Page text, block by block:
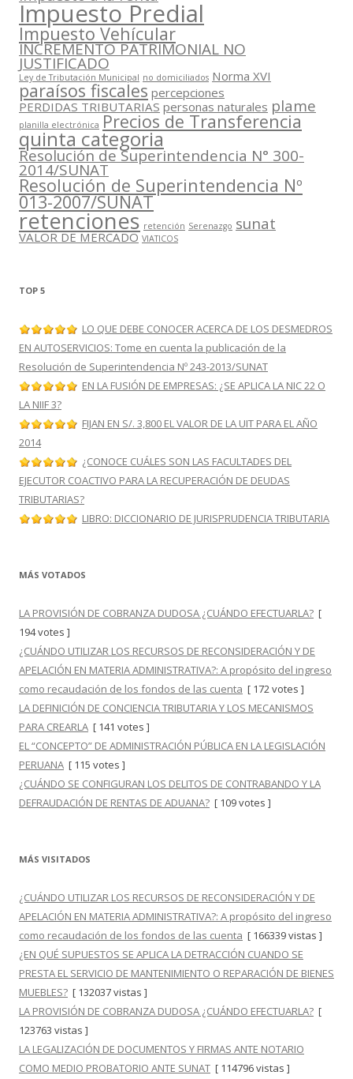
Impuesto Predial
Impuesto Vehícular
INCREMENTO PATRIMONIAL NO
JUSTIFICADO
Ley de Tributación Municipal no domiciliados Norma XVI
paraísos fiscales percepciones
PERDIDAS TRIBUTARIAS personas naturales plame
planilla electrónica Precios de Transferencia
quinta categoria
Resolución de Superintendencia N° 300-
2014/SUNAT
Resolución de Superintendencia Nº
013-2007/SUNAT
retenciones retención Serenazgo sunat
VALOR DE MERCADO VIATICOS
TOP 5
LO QUE DEBE CONOCER ACERCA DE LOS DESMEDROS
EN AUTOSERVICIOS: Tome en cuenta la publicación de la
Resolución de Superintendencia Nº 243-2013/SUNAT
EN LA FUSIÓN DE EMPRESAS: ¿SE APLICA LA NIC 22 O
LA NIIF 3?
FIJAN EN S/. 3,800 EL VALOR DE LA UIT PARA EL AÑO
2014
¿CONOCE CUÁLES SON LAS FACULTADES DEL
EJECUTOR COACTIVO PARA LA RECUPERACIÓN DE DEUDAS
TRIBUTARIAS?
LIBRO: DICCIONARIO DE JURISPRUDENCIA TRIBUTARIA
MÁS VOTADOS
LA PROVISIÓN DE COBRANZA DUDOSA ¿CUÁNDO EFECTUARLA? [
194 votes ]
¿CUÁNDO UTILIZAR LOS RECURSOS DE RECONSIDERACIÓN Y DE
APELACIÓN EN MATERIA ADMINISTRATIVA?: A propósito del ingreso
como recaudación de los fondos de las cuenta [ 172 votes ]
LA DEFINICIÓN DE CONCIENCIA TRIBUTARIA Y LOS MECANISMOS
PARA CREARLA [ 141 votes ]
EL “CONCEPTO” DE ADMINISTRACIÓN PÚBLICA EN LA LEGISLACIÓN
PERUANA [ 115 votes ]
¿CUÁNDO SE CONFIGURAN LOS DELITOS DE CONTRABANDO Y LA
DEFRAUDACIÓN DE RENTAS DE ADUANA? [ 109 votes ]
MÁS VISITADOS
¿CUÁNDO UTILIZAR LOS RECURSOS DE RECONSIDERACIÓN Y DE
APELACIÓN EN MATERIA ADMINISTRATIVA?: A propósito del ingreso
como recaudación de los fondos de las cuenta [ 166339 vistas ]
¿EN QUÉ SUPUESTOS SE APLICA LA DETRACCIÓN CUANDO SE
PRESTA EL SERVICIO DE MANTENIMIENTO O REPARACIÓN DE BIENES
MUEBLES? [ 132037 vistas ]
LA PROVISIÓN DE COBRANZA DUDOSA ¿CUÁNDO EFECTUARLA? [
123763 vistas ]
LA LEGALIZACIÓN DE DOCUMENTOS Y FIRMAS ANTE NOTARIO
COMO MEDIO PROBATORIO ANTE SUNAT [ 114796 vistas ]